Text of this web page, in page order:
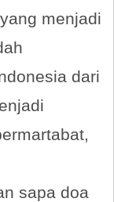
menjadi
dari
sapa doa